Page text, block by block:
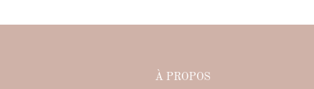
À PROPOS